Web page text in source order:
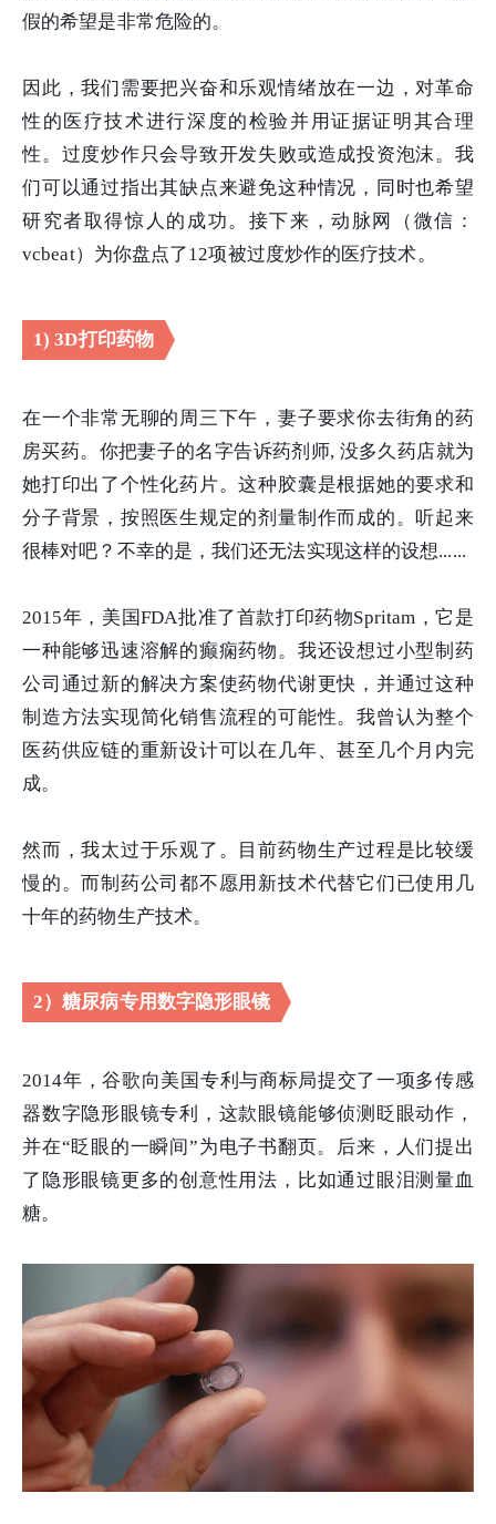
假的希望是非常危险的。
因此，我们需要把兴奋和乐观情绪放在一边，对革命
性的医疗技术进行深度的检验并用证据证明其合理
性。过度炒作只会导致开发失败或造成投资泡沫。我
们可以通过指出其缺点来避免这种情况，同时也希望
研究者取得惊人的成功。接下来，动脉网（微信：
vcbeat）为你盘点了12项被过度炒作的医疗技术。
1) 3D打印药物
在一个非常无聊的周三下午，妻子要求你去街角的药
房买药。你把妻子的名字告诉药剂师, 没多久药店就为
她打印出了个性化药片。这种胶囊是根据她的要求和
分子背景，按照医生规定的剂量制作而成的。听起来
很棒对吧？不幸的是，我们还无法实现这样的设想......
2015年，美国FDA批准了首款打印药物Spritam，它是
一种能够迅速溶解的癫痫药物。我还设想过小型制药
公司通过新的解决方案使药物代谢更快，并通过这种
制造方法实现简化销售流程的可能性。我曾认为整个
医药供应链的重新设计可以在几年、甚至几个月内完
成。
然而，我太过于乐观了。目前药物生产过程是比较缓
慢的。而制药公司都不愿用新技术代替它们已使用几
十年的药物生产技术。
2）糖尿病专用数字隐形眼镜
2014年，谷歌向美国专利与商标局提交了一项多传感
器数字隐形眼镜专利，这款眼镜能够侦测眨眼动作，
并在“眨眼的一瞬间”为电子书翻页。后来，人们提出
了隐形眼镜更多的创意性用法，比如通过眼泪测量血
糖。